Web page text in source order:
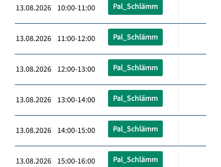
13.08.2026 10:00-11:00 Pal_Schlämm
13.08.2026 11:00-12:00 Pal_Schlämm
13.08.2026 12:00-13:00 Pal_Schlämm
13.08.2026 13:00-14:00 Pal_Schlämm
13.08.2026 14:00-15:00 Pal_Schlämm
13.08.2026 15:00-16:00 Pal_Schlämm